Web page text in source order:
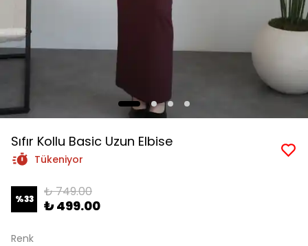
Sıfır Kollu Basic Uzun Elbise
Tükeniyor
%33 ₺ 749.00
₺ 499.00
Renk